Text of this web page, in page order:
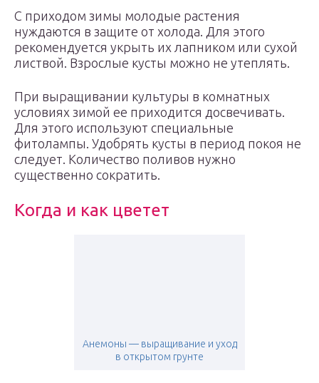
С приходом зимы молодые растения
нуждаются в защите от холода. Для этого
рекомендуется укрыть их лапником или сухой
листвой. Взрослые кусты можно не утеплять.
При выращивании культуры в комнатных
условиях зимой ее приходится досвечивать.
Для этого используют специальные
фитолампы. Удобрять кусты в период покоя не
следует. Количество поливов нужно
существенно сократить.
Когда и как цветет
Анемоны — выращивание и уход
в открытом грунте